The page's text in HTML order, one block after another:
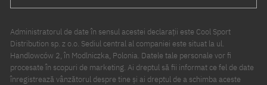
Administratorul de date în sensul acestei declarații este Cool Sport
Distribution sp. z o.o. Sediul central al companiei este situat la ul.
Handlowców 2, în Modlniczka, Polonia. Datele tale personale vor fi
procesate în scopuri de marketing. Ai dreptul să fii informat ce fel de date
înregistrează vânzătorul despre tine și ai dreptul de a schimba aceste